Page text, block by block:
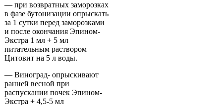
— при возвратных заморозках
в фазе бутонизации опрыскать
за 1 сутки перед заморозками
и после окончания Эпином-
Экстра 1 мл + 5 мл
питательным раствором
Цитовит на 5 л воды.
— Виноград- опрыскивают
ранней весной при
распускании почек Эпином-
Экстра + 4,5-5 мл